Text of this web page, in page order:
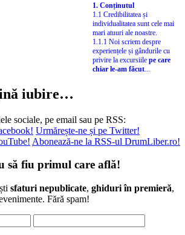
1. Conținutul
1.1 Credibilitatea și
individualitatea sunt cele mai
mari atuuri ale noastre.
1.1.1 Noi scriem despre
experiențele și gândurile cu
privire la excursiile pe care
chiar le-am făcut...
iubire…
sociale, pe email sau pe RSS:
Urmărește-ne și pe Twitter!
Abonează-ne la RSS-ul DrumLiber.ro!
să fiu primul care află!
sfaturi nepublicate, ghiduri în premieră,
Fără spam!